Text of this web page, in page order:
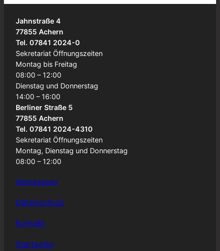
Jahnstraße 4
77855 Achern
Tel. 07841 2024-0
Sekretariat Öffnungszeiten
Montag bis Freitag
08:00 – 12:00
Dienstag und Donnerstag
14:00 – 16:00
Berliner Straße 5
77855 Achern
Tel. 07841 2024-4310
Sekretariat Öffnungszeiten
Montag, Dienstag und Donnerstag
08:00 – 12:00
Impressum
Datenschutz
Kontakt
Startseite